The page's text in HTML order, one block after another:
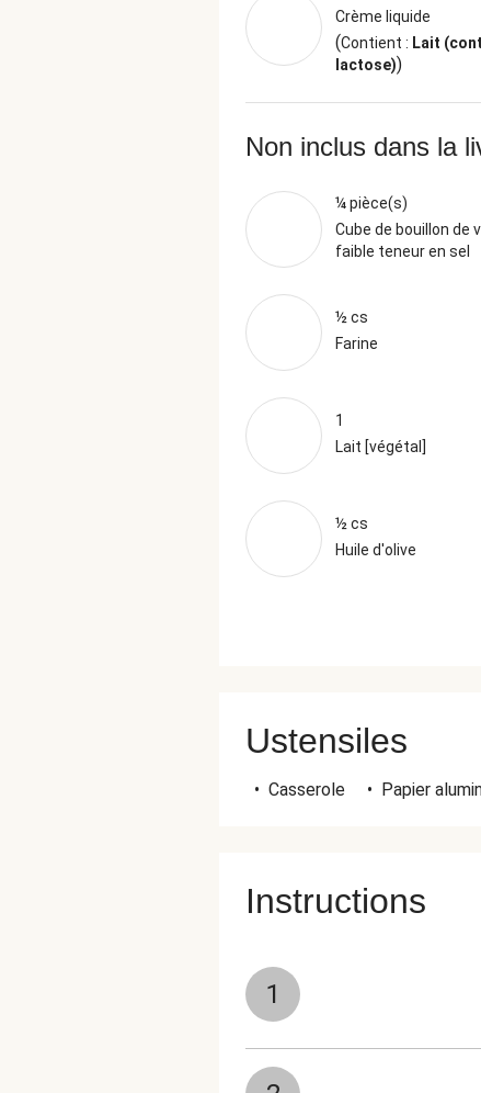
Crème liquide
(Contient : Lait
lactose))
Non inclus dans la
¼ pièce(s)
Cube de bouillon de
faible teneur en sel
½ cs
Farine
1
Lait [végétal]
½ cs
Huile d'olive
Ustensiles
• Casserole • Papier
Instructions
1